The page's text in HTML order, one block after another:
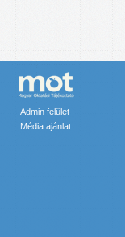
Admin felület
Média ajánlat